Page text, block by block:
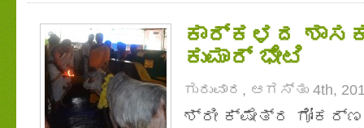
ಕಾರ್ಕಳದ
ಕುಮಾರ್ ಭೇಟಿ
ಗುರುವಾರ, ಆಗಸ್ತು 4th,
ಶ್ರೀ ಕ್ಷೇತ್ರ